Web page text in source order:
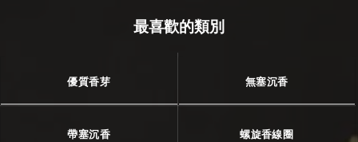
最喜歡的類別
優質香芽 無塞沉香
帶塞沉香 螺旋香線圈